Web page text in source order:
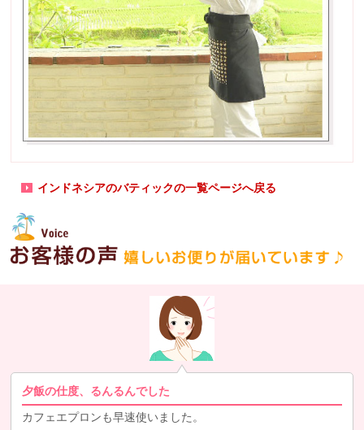
インドネシアのバティックの一覧ページへ戻る
夕飯の仕度、るんるんでした
カフェエプロンも早速使いました。